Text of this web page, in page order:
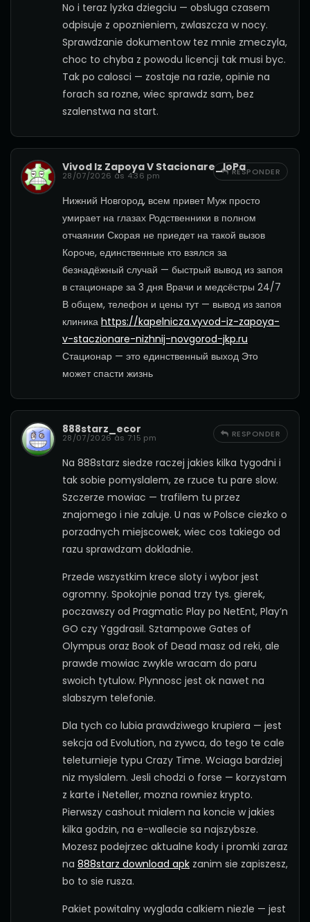
No i teraz lyzka dziegciu — obsluga czasem
odpisuje z opoznieniem, zwlaszcza w nocy.
Sprawdzanie dokumentow tez mnie zmeczyla,
choc to chyba z powodu licencji tak musi byc.
Tak po calosci — zostaje na razie, opinie na
forach sa rozne, wiec sprawdz sam, bez
szalenstwa na start.
Vivod Iz Zapoya V Stacionare_loPa
28/07/2026 às 4:36 pm
Нижний Новгород, всем привет Муж просто
умирает на глазах Родственники в полном
отчаянии Скорая не приедет на такой вызов
Короче, единственные кто взялся за
безнадёжный случай — быстрый вывод из запоя
в стационаре за 3 дня Врачи и медсёстры 24/7
В общем, телефон и цены тут — вывод из запоя
клиника https://kapelnicza.vyvod-iz-zapoya-
v-staczionare-nizhnij-novgorod-jkp.ru
Стационар — это единственный выход Это
может спасти жизнь
RESPONDER
888starz_ecor
28/07/2026 às 7:15 pm
Na 888starz siedze raczej jakies kilka tygodni i
tak sobie pomyslalem, ze rzuce tu pare slow.
Szczerze mowiac — trafilem tu przez
znajomego i nie zaluje. U nas w Polsce ciezko o
porzadnych miejscowek, wiec cos takiego od
razu sprawdzam dokladnie.
Przede wszystkim krece sloty i wybor jest
ogromny. Spokojnie ponad trzy tys. gierek,
poczawszy od Pragmatic Play po NetEnt, Play’n
GO czy Yggdrasil. Sztampowe Gates of
Olympus oraz Book of Dead masz od reki, ale
prawde mowiac zwykle wracam do paru
swoich tytulow. Plynnosc jest ok nawet na
slabszym telefonie.
Dla tych co lubia prawdziwego krupiera — jest
sekcja od Evolution, na zywca, do tego te cale
teleturnieje typu Crazy Time. Wciaga bardziej
niz myslalem. Jesli chodzi o forse — korzystam
z karte i Neteller, mozna rowniez krypto.
Pierwszy cashout mialem na koncie w jakies
kilka godzin, na e-wallecie sa najszybsze.
Mozesz podejrzec aktualne kody i promki zaraz
na 888starz download apk zanim sie zapiszesz,
bo to sie rusza.
Pakiet powitalny wyglada calkiem niezle — jest
RESPONDER